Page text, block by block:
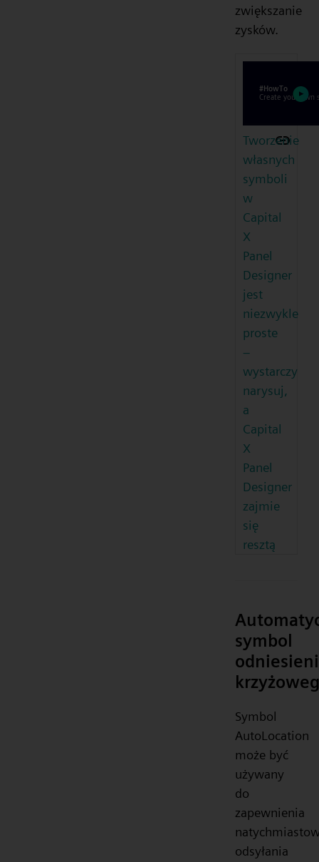
zwiększanie
zysków.
Tworzenie
własnych
symboli
w
Capital
X
Panel
Designer
jest
niezwykle
proste
–
wystarczy
narysuj,
a
Capital
X
Panel
Designer
zajmie
się
resztą
symbol
Symbol
AutoLocation
może być
używany
do
zapewnienia
odsyłania